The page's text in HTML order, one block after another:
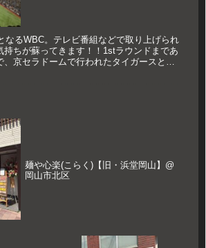
なるWBC。テレビ番組などで取り上げられ
持ちが蘇ってきます！！1stラウンドまであ
、京セラドームで行われたタイガースとの
麺や心楽(こらく)【旧・浜堂岡山】@
岡山市北区